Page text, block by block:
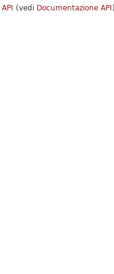
API (vedi Documentazione API